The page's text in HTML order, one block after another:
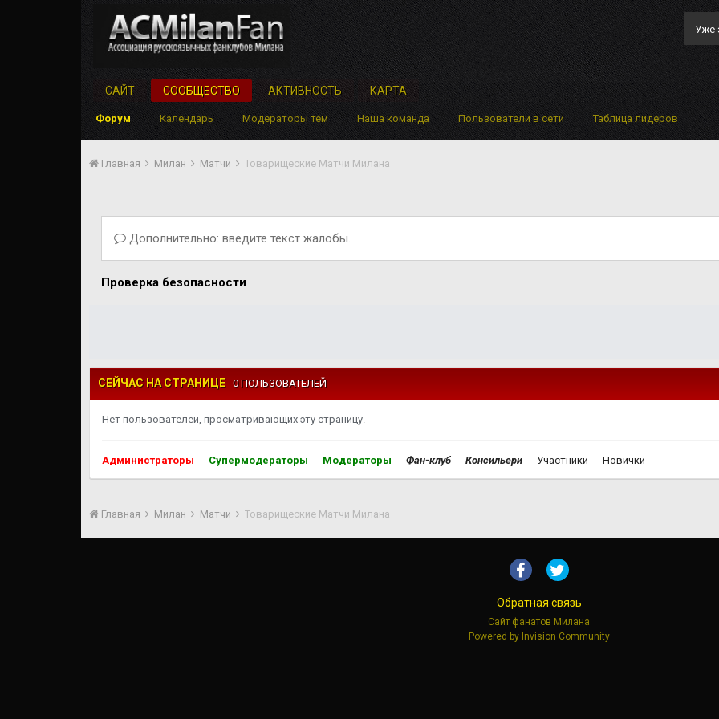
Уже
САЙТ СООБЩЕСТВО
Форум Календарь Модераторы тем Наша команда Пользователи в сети Таблица лидеров
АКТИВНОСТЬ КАРТА
Главная Милан Матчи Товарищеские Матчи Милана
Дополнительно: введите текст жалобы.
Проверка безопасности
СЕЙЧАС НА СТРАНИЦЕ 0 ПОЛЬЗОВАТЕЛЕЙ
Нет пользователей, просматривающих эту страницу.
Администраторы Супермодераторы Модераторы Фан-клуб Консильери Участники Новички
Главная Милан Матчи Товарищеские Матчи Милана
Обратная связь
Сайт фанатов Милана
Powered by Invision Community